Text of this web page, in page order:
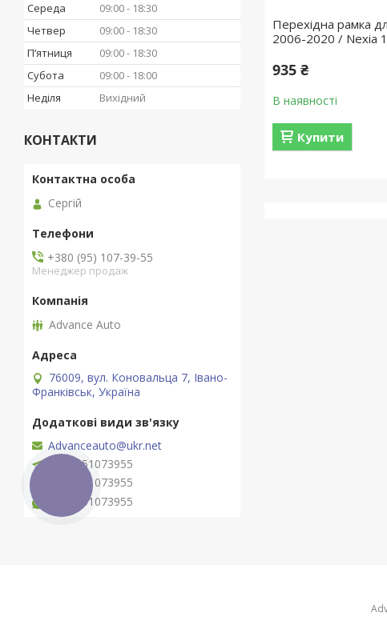
Перехідна рамка
2006-2020 / Nexia
935 ₴
В наявності
Купити
Середа
09:00
18:30
Четвер
09:00
18:30
Пʼятниця
09:00
18:30
Субота
09:00
18:00
Неділя
Вихідний
КОНТАКТИ
Сергій
+380 (95) 107-39-55
Менеджер продаж
Advance Auto
76009, вул. Коновальца 7, Івано-
Франківськ, Україна
Advanceauto@ukr.net
+380951073955
+380951073955
+380951073955